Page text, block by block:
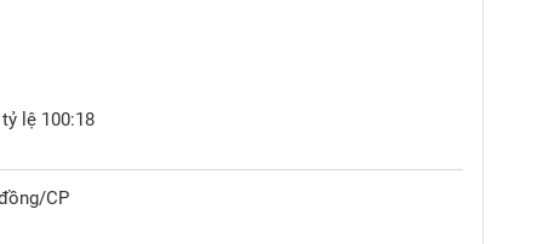
lệ 100:18
CP